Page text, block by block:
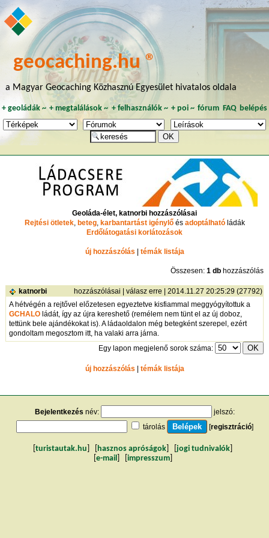
geocaching.hu ®
a Magyar Geocaching Közhasznú Egyesület hivatalos oldala
+ geoládák~ +megtalálások ~ + felhasználók~ + poi~ fórum FAQ belépés
Geoláda-élet, katnorbi hozzászólásai
Rejtési ötletek, beteg, karbantartást igénylőés adoptálhatóládák
Erdőlátogatási korlátozások
új hozzászólás témák listája
Összesen:1 db hozzászólás
katnorbi hozzászólásai |válasz erre | 2014.11.27 20:25:29 (27792)
A hétvégén a rejtővel előzetesen egyeztetve kisfiammal meggyógyítottuk a
GCHALO ládát, így az újra kereshető (remélem nem tünt el az új doboz,
tettünk bele ajándékokat is). A ládaoldalon még betegként szerepel, ezért
gondoltam megosztom itt, ha valaki arra járna.
Egy lapon megjelenő sorok száma:
új hozzászólás témák listája
Bejelentkezés név:
jelszó:
tárolás
[regisztráció]
turistautak.hu hasznos apróságok jogi tudnivalók
e-mail impresszum]